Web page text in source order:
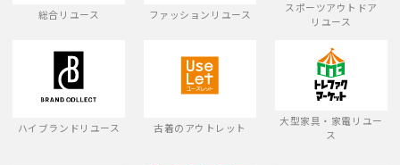
総合リユース ファッションリユース
スポーツアウトドア
リユース
ハイブランドリユース 古着のアウトレット
大型家具・家電リユー
ス